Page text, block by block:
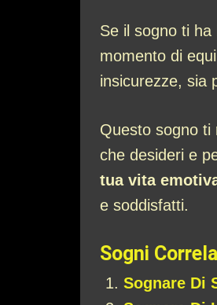
Se il sogno ti
momento di
insicurezze, sia
Questo sogno ti
che desideri e
tua vita
e soddisfatti.
Sogni
Sognare Di